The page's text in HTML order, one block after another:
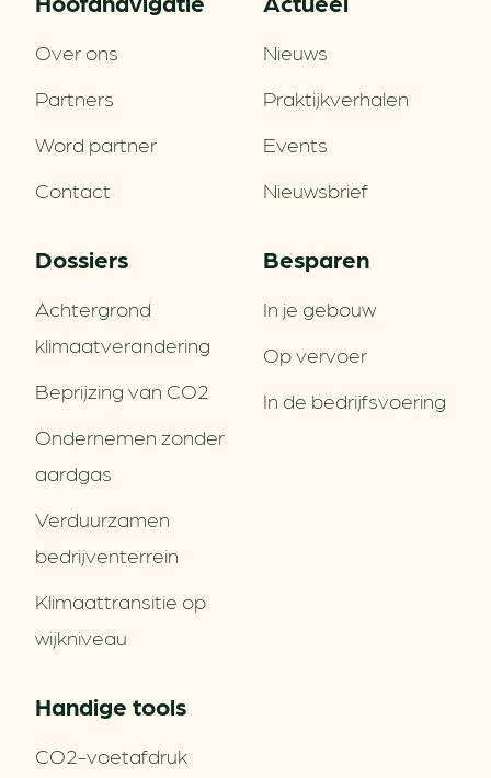
Over ons
Partners
Word partner
Contact
Nieuws
Praktijkverhalen
Events
Nieuwsbrief
Dossiers
Achtergrond
klimaatverandering
Beprijzing van CO2
Ondernemen zonder
aardgas
Verduurzamen
bedrijventerrein
Klimaattransitie op
wijkniveau
Besparen
In je gebouw
Op vervoer
In de bedrijfsvoering
Handige tools
CO2-voetafdruk